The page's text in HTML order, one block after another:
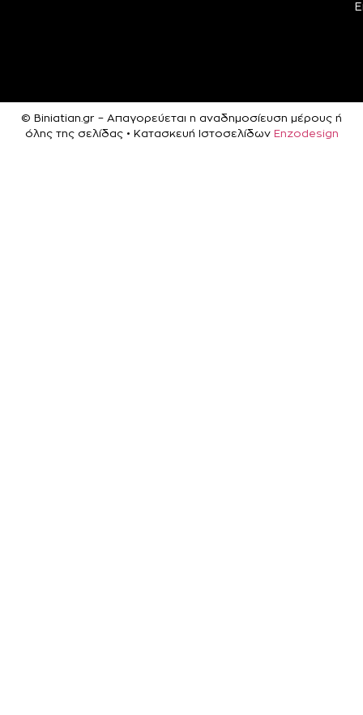
© Biniatian.gr – Απαγορεύεται η αναδημοσίευση μέρους ή
όλης της σελίδας • Κατασκευή Ιστοσελίδων Enzodesign